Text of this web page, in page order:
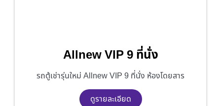
Allnew VIP 9 ที่นั่ง
รถตู้เช่ารุ่นใหม่ Allnew VIP 9 ที่นั่ง ห้องโดยสาร
ดูรายละเอียด